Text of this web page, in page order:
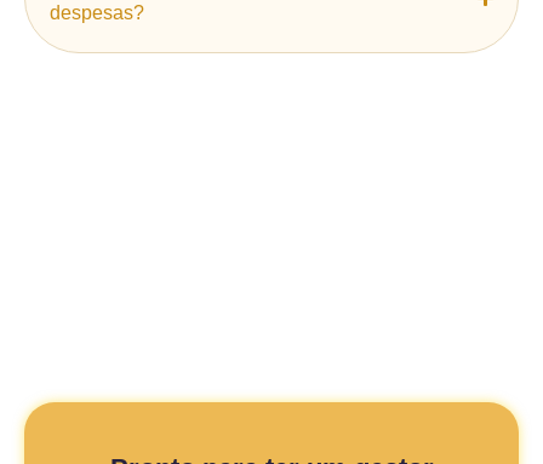
despesas?